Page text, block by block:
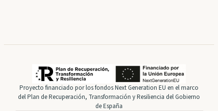
Proyecto financiado por los fondos Next Generation EU en el marco
del Plan de Recuperación, Transformación y Resiliencia del Gobierno
de España